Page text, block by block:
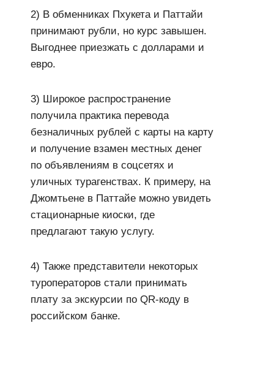
2) В обменниках Пхукета и Паттайи
принимают рубли, но курс завышен.
Выгоднее приезжать с долларами и
евро.
3) Широкое распространение
получила практика перевода
безналичных рублей с карты на карту
и получение взамен местных денег
по объявлениям в соцсетях и
уличных турагенствах. К примеру, на
Джомтьене в Паттайе можно увидеть
стационарные киоски, где
предлагают такую услугу.
4) Также представители некоторых
туроператоров стали принимать
плату за экскурсии по QR-коду в
российском банке.